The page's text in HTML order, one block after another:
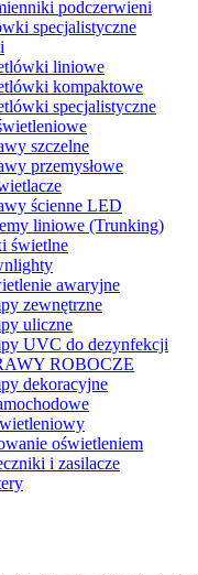
podczerwieni
specjalistyczne
liniowe
kompaktowe
specjalistyczne
szczelne
przemysłowe
ścienne LED
liniowe (Trunking)
świetlne
awaryjne
zewnętrzne
uliczne
UVC do dezynfekcji
ROBOCZE
dekoracyjne
oświetleniem
i zasilacze